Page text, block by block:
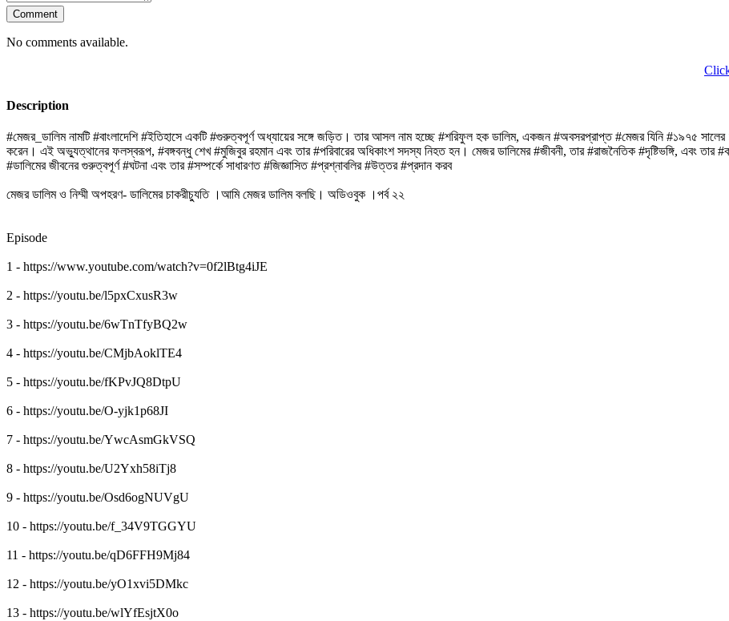
Comment
No comments available.
Click to
Description
#মেজর_ডালিম নামটি #বাংলাদেশি #ইতিহাসে একটি #গুরুত্বপূর্ণ অধ্যায়ের সঙ্গে জড়িত। তার আসল নাম হচ্ছে #শরিফুল হক ডালিম, একজন #অবসরপ্রাপ্ত #মেজর যিনি #১৯৭৫
করেন। এই অভ্যুত্থানের ফলস্বরূপ, #বঙ্গবন্ধু শেখ #মুজিবুর রহমান এবং তার #পরিবারের অধিকাংশ সদস্য নিহত হন। মেজর ডালিমের #জীবনী, তার #রাজনৈতিক #দৃষ্টিভঙ্গি, এবং
#ডালিমের জীবনের গুরুত্বপূর্ণ #ঘটনা এবং তার #সম্পর্কে সাধারণত #জিজ্ঞাসিত #প্রশ্নাবলির #উত্তর #প্রদান করব
মেজর ডালিম ও নিম্মী অপহরণ- ডালিমের চাকরীচ্যুতি ।আমি মেজর ডালিম বলছি। অডিওবুক ।পর্ব ২২
Episode
1 - https://www.youtube.com/watch?v=0f2lBtg4iJE
2 - https://youtu.be/l5pxCxusR3w
3 - https://youtu.be/6wTnTfyBQ2w
4 - https://youtu.be/CMjbAoklTE4
5 - https://youtu.be/fKPvJQ8DtpU
6 - https://youtu.be/O-yjk1p68JI
7 - https://youtu.be/YwcAsmGkVSQ
8 - https://youtu.be/U2Yxh58iTj8
9 - https://youtu.be/Osd6ogNUVgU
10 - https://youtu.be/f_34V9TGGYU
11 - https://youtu.be/qD6FFH9Mj84
12 - https://youtu.be/yO1xvi5DMkc
13 - https://youtu.be/wlYfEsjtX0o